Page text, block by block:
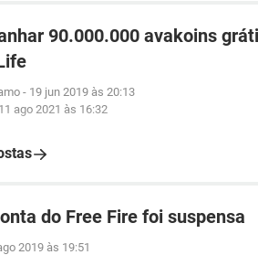
90.000.000 avakoins
- 19 jun 2019 às 20:13
11 ago 2021 às 16:32
do Free Fire foi suspensa
2019 às 19:51